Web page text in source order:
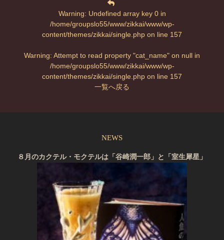
Warning: Undefined array key 0 in
/home/groupslo55/www/zikkai/www/wp-
content/themes/zikkai/single.php on line 157
Warning: Attempt to read property "cat_name" on null in
/home/groupslo55/www/zikkai/www/wp-
content/themes/zikkai/single.php on line 157
一覧へ戻る
NEWS
８月のカクテル・モクテルは「谷崎潤一郎」と「室生犀星」